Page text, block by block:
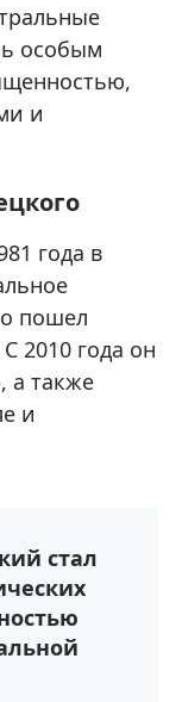
особым
и
года в
пошел
2010 года он
а также
и
стал